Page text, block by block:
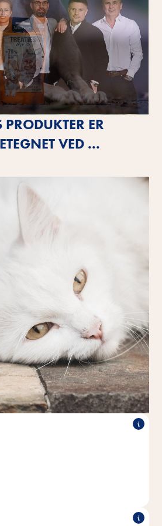
PRODUKTER ER
VED ...
er vores løfte til dig og dit
til de højeste kvalitetsstandarder.